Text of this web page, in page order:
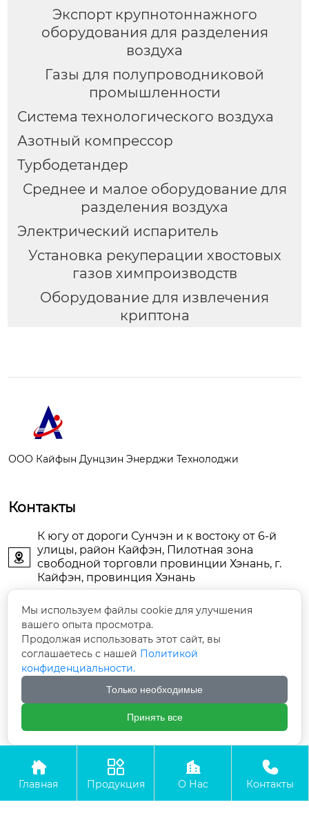
Экспорт крупнотоннажного
оборудования для разделения
воздуха
Газы для полупроводниковой
промышленности
Система технологического воздуха
Азотный компрессор
Турбодетандер
Среднее и малое оборудование для
разделения воздуха
Электрический испаритель
Установка рекуперации хвостовых
газов химпроизводств
Оборудование для извлечения
криптона
ООО Кайфын Дунцзин Энерджи Технолоджи
Контакты

К югу от дороги Сунчэн и к востоку от 6-й
улицы, район Кайфэн, Пилотная зона
свободной торговли провинции Хэнань, г.
Кайфэн, провинция Хэнань
 KFDJAIR@163.com
 +86-13903786044
 +86-13598785976

Авторское право©ООО Кайфын Дунцзин Энерджи
Технолоджи

Главная

Продукция

О Нас

Контакты
Мы используем файлы cookie для улучшения
вашего опыта просмотра.
Продолжая использовать этот сайт, вы
соглашаетесь с нашей Политикой
конфиденциальности.
Только необходимые
Принять все